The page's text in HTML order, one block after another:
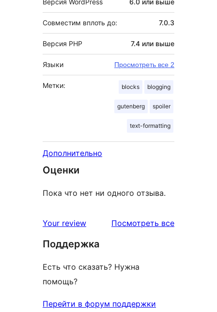
Версия WordPress 6.0 или выше
Совместим вплоть до: 7.0.3
Версия PHP 7.4 или выше
Языки Просмотреть все 2
Метки: blocks blogging
gutenberg spoiler
text-formatting
Дополнительно
Оценки
Пока что нет ни одного отзыва.
Your review Посмотреть всеотзывы
Поддержка
Есть что сказать? Нужна
помощь?
Перейти в форум поддержки